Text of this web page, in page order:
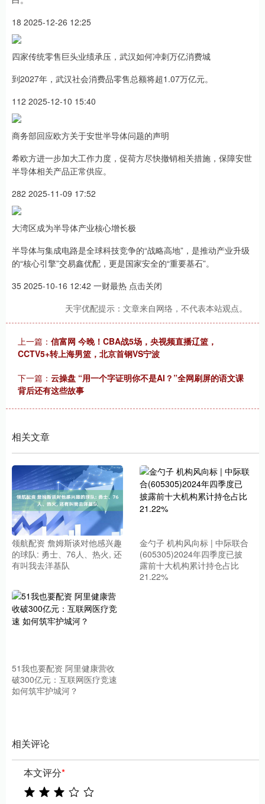
18 2025-12-26 12:25
四家传统零售巨头业绩承压，武汉如何冲刺万亿消费城
到2027年，武汉社会消费品零售总额将超1.07万亿元。
112 2025-12-10 15:40
商务部回应欧方关于安世半导体问题的声明
希欧方进一步加大工作力度，促荷方尽快撤销相关措施，保障安世
半导体相关产品正常供应。
282 2025-11-09 17:52
大湾区成为半导体产业核心增长极
半导体与集成电路是全球科技竞争的“战略高地”，是推动产业升级
的“核心引擎”交易鑫优配，更是国家安全的“重要基石”。
35 2025-10-16 12:42 一财最热 点击关闭
天宇优配提示：文章来自网络，不代表本站观点。
上一篇： 信富网 今晚！CBA战5场，央视频直播辽篮，
CCTV5+转上海男篮，北京首钢VS宁波
下一篇： 云操盘 “用一个字证明你不是AI？”全网刷屏的语文课
背后还有这些故事
相关文章
领航配资 詹姆斯谈对他感兴趣
的球队: 勇士、76人、热火, 还
有叫我去洋基队
金勺子 机构风向标 | 中际联合
(605305)2024年四季度已披
露前十大机构累计持仓占比
21.22%
51我也要配资 阿里健康营收
破300亿元：互联网医疗竞速
如何筑牢护城河？
相关评论
本文评分*